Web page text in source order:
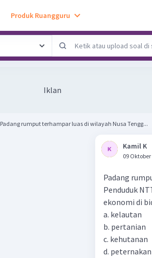
Produk Ruangguru
Iklan
Padang rumput terhampar luas di wilayah Nusa Tengg...
Kamil K
09
Padang
Penduduk
ekonomi di
a. kelautan
b. pertanian
c. kehutanan
d. peternakan